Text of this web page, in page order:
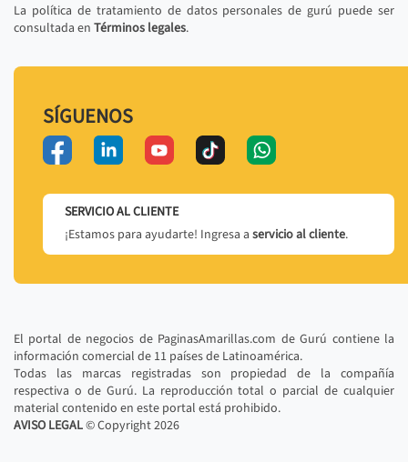
La política de tratamiento de datos personales de gurú puede ser
consultada en Términos legales.
SÍGUENOS
SERVICIO AL CLIENTE
¡Estamos para ayudarte! Ingresa a servicio al cliente.
El portal de negocios de PaginasAmarillas.com de Gurú contiene la
información comercial de 11 países de Latinoamérica.
Todas las marcas registradas son propiedad de la compañía
respectiva o de Gurú. La reproducción total o parcial de cualquier
material contenido en este portal está prohibido.
AVISO LEGAL© Copyright2026